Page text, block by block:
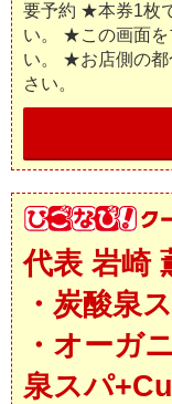
要予約 ★本券1枚
い。 ★この画面を
い。 ★お店側の都
さい。
代表 岩崎
・炭酸泉
・オーガ
泉スパ